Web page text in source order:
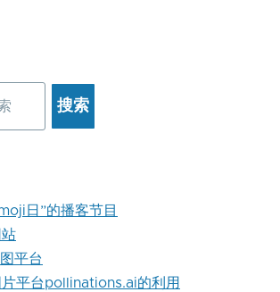
日”的播客节目
平台
平台pollinations.ai的利用